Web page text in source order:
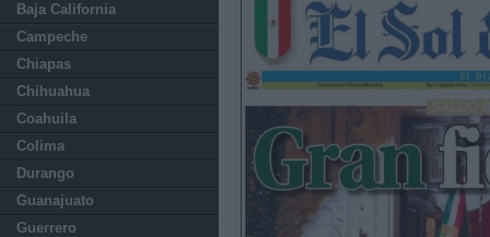
Baja California
Campeche
Chiapas
Chihuahua
Coahuila
Colima
Durango
Guanajuato
Guerrero